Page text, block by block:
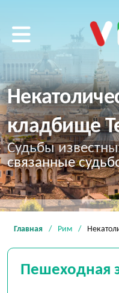
VIVO
кладбище
Судьбы
связанные
Главная Рим
Пешеходная